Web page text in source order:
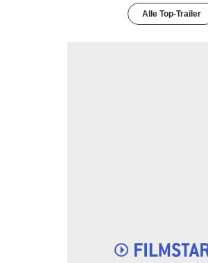
Alle Top-Trailer